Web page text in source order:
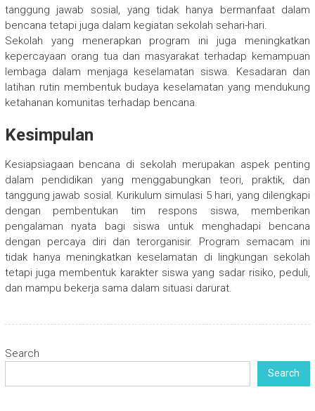
tanggung jawab sosial, yang tidak hanya bermanfaat dalam
bencana tetapi juga dalam kegiatan sekolah sehari-hari.
Sekolah yang menerapkan program ini juga meningkatkan
kepercayaan orang tua dan masyarakat terhadap kemampuan
lembaga dalam menjaga keselamatan siswa. Kesadaran dan
latihan rutin membentuk budaya keselamatan yang mendukung
ketahanan komunitas terhadap bencana.
Kesimpulan
Kesiapsiagaan bencana di sekolah merupakan aspek penting
dalam pendidikan yang menggabungkan teori, praktik, dan
tanggung jawab sosial. Kurikulum simulasi 5 hari, yang dilengkapi
dengan pembentukan tim respons siswa, memberikan
pengalaman nyata bagi siswa untuk menghadapi bencana
dengan percaya diri dan terorganisir. Program semacam ini
tidak hanya meningkatkan keselamatan di lingkungan sekolah
tetapi juga membentuk karakter siswa yang sadar risiko, peduli,
dan mampu bekerja sama dalam situasi darurat.
Search
Search